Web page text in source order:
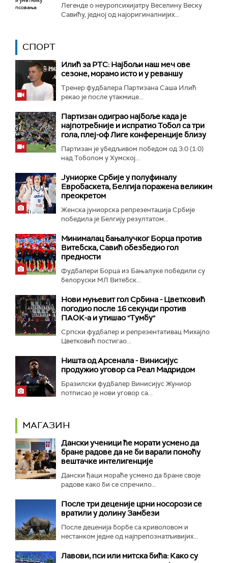
Легенде о неуропсихијатру Веселину Веску
Савићу, једној од најоригиналнијих...
СПОРТ
Илић за РТС: Најбољи наш меч ове
сезоне, морамо исто и у реваншу
Тренер фудбалера Партизана Саша Илић
рекао је после утакмице...
Партизан одиграо најбоље када је
најпотребније и испратио Тобол са три
гола, плеј-оф Лиге конференције близу
Партизан је убедљивом победом од 3:0 (1:0)
над Тоболом у Хумској...
Јуниорке Србије у полуфиналу
Евробаскета, Белгија поражена великим
преокретом
Женска јуниорска репрезентација Србије
победила је Белгију резултатом...
Минималац бањалучког Борца против
Витебска, Савић обезбедио гол
предности
Фудбалери Борца из Бањалуке победили су
белоруски МЛ Витебск...
Нови муњевит гол Србина - Цветковић
погодио после 16 секунди против
ПАОК-а и утишао "Тумбу"
Српски фудбалер и репрезентативац Михајло
Цветковић постигао...
Ништа од Арсенала - Винисијус
продужио уговор са Реал Мадридом
Бразилски фудбалер Винисијус Жуниор
потписао је нови уговор са...
МАГАЗИН
Дански ученици ће морати усмено да
бране радове да не би варали помоћу
вештачке интелигенције
Дански ђаци мораће усмено да бране своје
радове како би се спречило...
После три деценије црни носорози се
вратили у долину Замбези
После деценија борбе са криволовом и
нестанком једне од најпрепознатљивијих...
Лавови, пси или митска бића: Како су